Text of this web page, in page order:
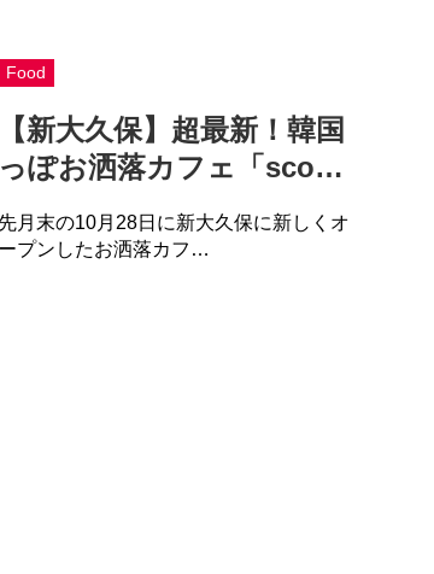
Food
【新大久保】超最新！韓国
っぽお洒落カフェ「sco…
先月末の10月28日に新大久保に新しくオ
ープンしたお洒落カフ…